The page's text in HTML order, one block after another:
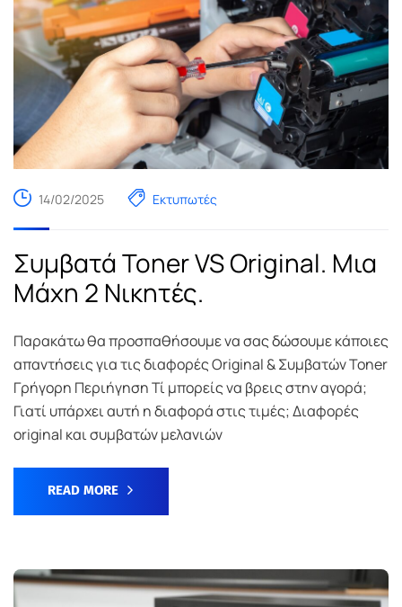
14/02/2025 Εκτυπωτές
Συμβατά Toner VS Original. Μια
Μάχη 2 Νικητές.
Παρακάτω θα προσπαθήσουμε να σας δώσουμε κάποιες
απαντήσεις για τις διαφορές Original & Συμβατών Toner
Γρήγορη Περιήγηση Τί μπορείς να βρεις στην αγορά;
Γιατί υπάρχει αυτή η διαφορά στις τιμές; Διαφορές
original και συμβατών μελανιών
READ MORE